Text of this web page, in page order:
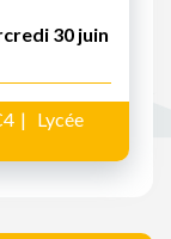
30 juin
Lycée